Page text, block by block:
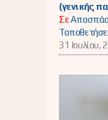
(γενικής
Σε
31 Ιουλίου,